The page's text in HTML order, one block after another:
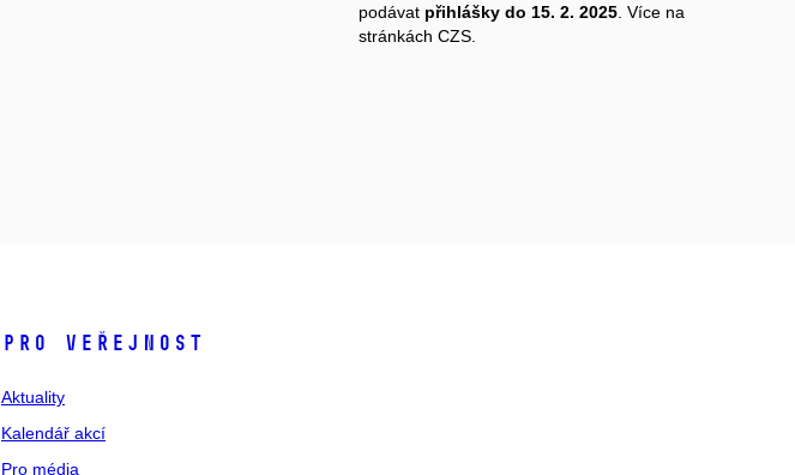
podávat přihlášky do 15. 2. 2025. Více na
stránkách CZS.
Pro veřejnost
Aktuality
Kalendář akcí
Pro média